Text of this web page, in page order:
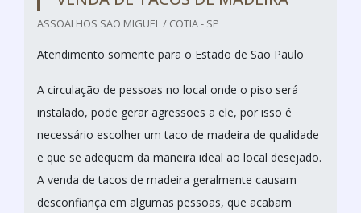
ASSOALHOS SAO MIGUEL / COTIA - SP
Atendimento somente para o Estado de São Paulo
A circulação de pessoas no local onde o piso será
instalado, pode gerar agressões a ele, por isso é
necessário escolher um taco de madeira de qualidade
e que se adequem da maneira ideal ao local desejado.
A venda de tacos de madeira geralmente causam
desconfiança em algumas pessoas, que acabam